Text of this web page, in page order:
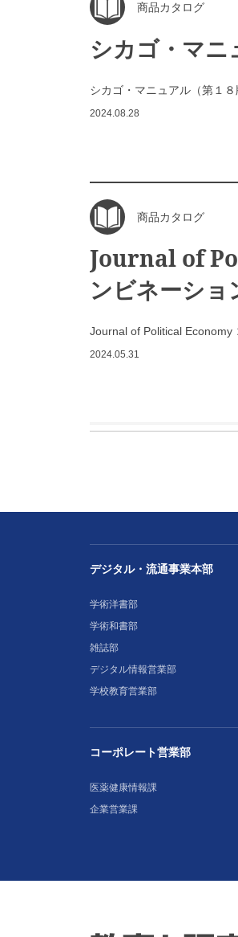
商品カタログ
シカゴ・マニ
シカゴ・マニュアル（第１８
2024.08.28
商品カタログ
Journal of
ンビネーショ
Journal of Political Economy
2024.05.31
デジタル・流通事業本部
学術洋書部
学術和書部
雑誌部
デジタル情報営業部
学校教育営業部
コーポレート営業部
医薬健康情報課
企業営業課